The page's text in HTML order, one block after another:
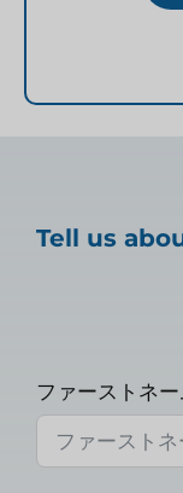
Tell us
ファーストネー